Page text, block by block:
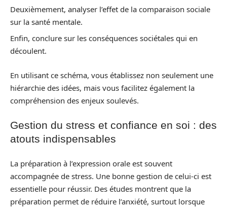
Deuxièmement, analyser l’effet de la comparaison sociale
sur la santé mentale.
Enfin, conclure sur les conséquences sociétales qui en
découlent.
En utilisant ce schéma, vous établissez non seulement une
hiérarchie des idées, mais vous facilitez également la
compréhension des enjeux soulevés.
Gestion du stress et confiance en soi : des
atouts indispensables
La préparation à l’expression orale est souvent
accompagnée de stress. Une bonne gestion de celui-ci est
essentielle pour réussir. Des études montrent que la
préparation permet de réduire l’anxiété, surtout lorsque